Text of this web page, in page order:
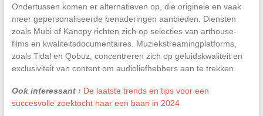
Ondertussen komen er alternatieven op, die originele en vaak
meer gepersonaliseerde benaderingen aanbieden. Diensten
zoals Mubi of Kanopy richten zich op selecties van arthouse-
films en kwaliteitsdocumentaires. Muziekstreamingplatforms,
zoals Tidal en Qobuz, concentreren zich op geluidskwaliteit en
exclusiviteit van content om audioliefhebbers aan te trekken.
Ook interessant : De laatste trends en tips voor een
succesvolle zoektocht naar een baan in 2024